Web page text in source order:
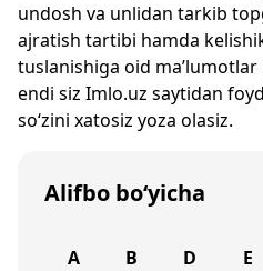
undosh va unlidan tarkib
ajratish tartibi hamda
tuslanishiga oid ma’lumotlar
endi siz Imlo.uz saytidan
so‘zini xatosiz yoza olasiz.
Alifbo bo‘yicha
A B D E